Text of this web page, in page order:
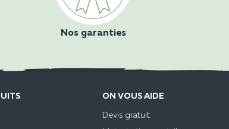
Nos garanties
ON VOUS AIDE
Devis gratuit